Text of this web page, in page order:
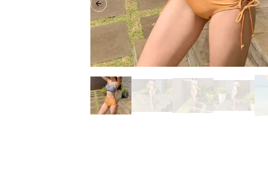
Previous slide